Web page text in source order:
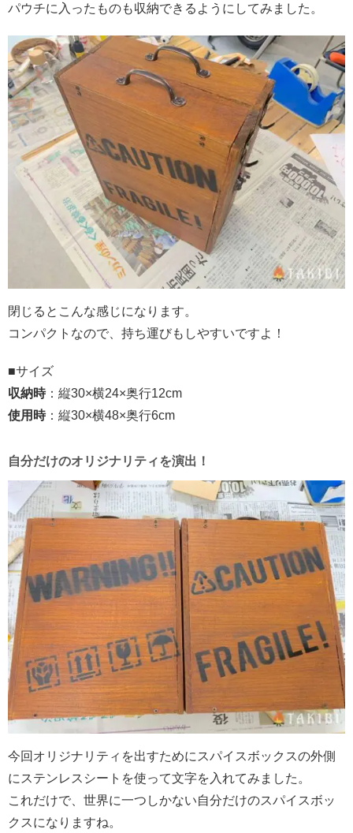
パウチに入ったものも収納できるようにしてみました。
閉じるとこんな感じになります。
コンパクトなので、持ち運びもしやすいですよ！
■サイズ
収納時：縦30×横24×奥行12cm
使用時：縦30×横48×奥行6cm
自分だけのオリジナリティを演出！
今回オリジナリティを出すためにスパイスボックスの外側
にステンレスシートを使って文字を入れてみました。
これだけで、世界に一つしかない自分だけのスパイスボッ
クスになりますね。